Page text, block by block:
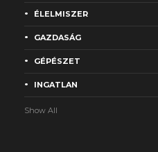
ÉLELMISZER
GAZDASÁG
GÉPÉSZET
INGATLAN
Show All